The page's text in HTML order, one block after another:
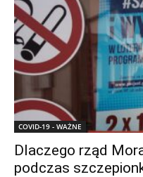
COVID-19 - WAŻNE
Dlaczego rząd
podczas